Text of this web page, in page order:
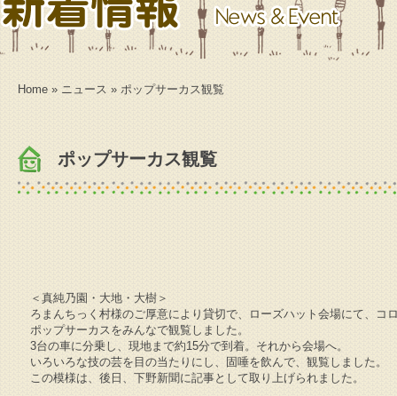
Home » ニュース » ポップサーカス観覧
ポップサーカス観覧
＜真純乃園・大地・大樹＞
ろまんちっく村様のご厚意により貸切で、ローズハット会場にて、コ
ポップサーカスをみんなで観覧しました。
3台の車に分乗し、現地まで約15分で到着。それから会場へ。
いろいろな技の芸を目の当たりにし、固唾を飲んで、観覧しました。
この模様は、後日、下野新聞に記事として取り上げられました。